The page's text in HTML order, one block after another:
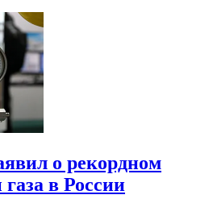
о рекордном
в России